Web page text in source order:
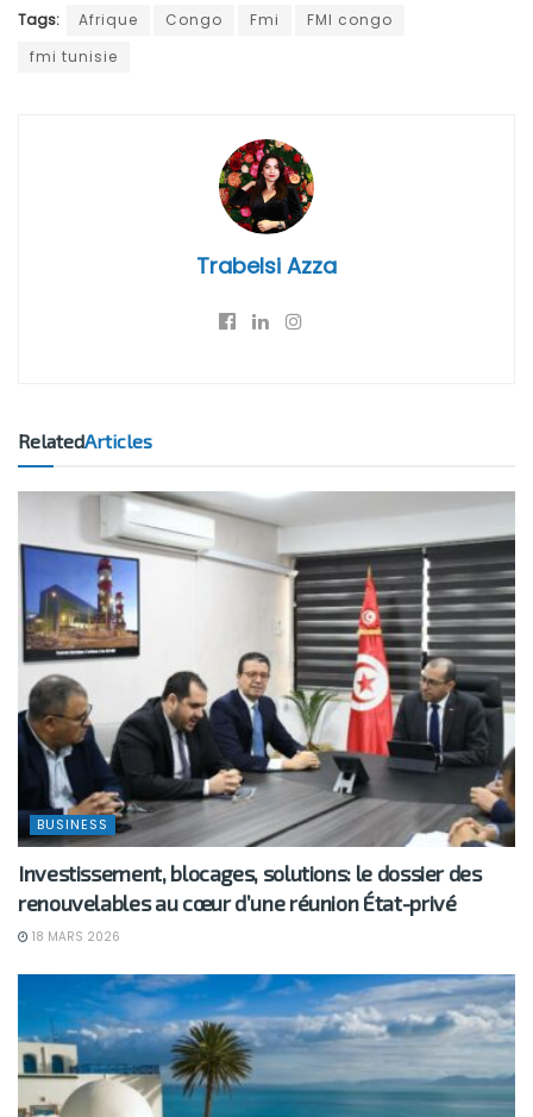
Tags: Afrique Congo Fmi
FMI congo
fmi tunisie
Trabelsi Azza
RelatedArticles
BUSINESS
Investissement, blocages, solutions: le dossier des
renouvelables au cœur d’une réunion État-privé
18 MARS 2026